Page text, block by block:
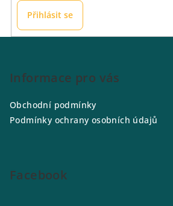
Přihlásit se
Informace pro vás
Obchodní podmínky
Podmínky ochrany osobních údajů
Facebook